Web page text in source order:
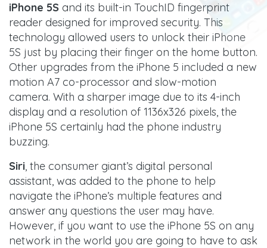
iPhone 5S and its built-in TouchID fingerprint
reader designed for improved security. This
technology allowed users to unlock their iPhone
5S just by placing their finger on the home button.
Other upgrades from the iPhone 5 included a new
motion A7 co-processor and slow-motion
camera. With a sharper image due to its 4-inch
display and a resolution of 1136x326 pixels, the
iPhone 5S certainly had the phone industry
buzzing.
Siri, the consumer giant’s digital personal
assistant, was added to the phone to help
navigate the iPhone’s multiple features and
answer any questions the user may have.
However, if you want to use the iPhone 5S on any
network in the world you are going to have to ask